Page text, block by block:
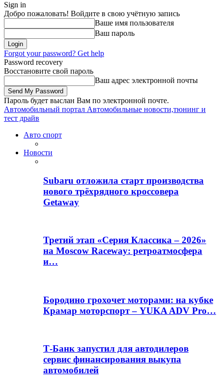
Sign in
Добро пожаловать! Войдите в свою учётную запись
Ваше имя пользователя
Ваш пароль
Forgot your password? Get help
Password recovery
Восстановите свой пароль
Ваш адрес электронной почты
Пароль будет выслан Вам по электронной почте.
Автомобильный портал Автомобильные новости,тюнинг и
тест драйв
Авто спорт
Новости
Subaru отложила старт производства
нового трёхрядного кроссовера
Getaway
Третий этап «Серия Классика – 2026»
на Moscow Raceway: ретроатмосфера
и…
Бородино грохочет моторами: на кубке
Крамар моторспорт – YUKA ADV Pro…
Т-Банк запустил для автодилеров
сервис финансирования выкупа
автомобилей